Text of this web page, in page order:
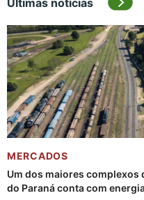
Últimas notícias
MERCADOS
Um dos maiores complexos
do Paraná conta com